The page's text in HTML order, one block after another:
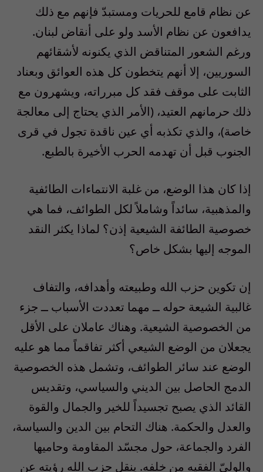
عن نظام قامع للحريات ومستبدّ فإنهم مع ذلك
يدافعون عن نظام الأسد ولو على أنقاض لبنان.
ورغم الشعور المتناقض الذي يكنونه لأشقائهم
السوريين، إلا أنهم يتخطون كل هذه العوائق وبعناد
الثابت على موقف فقد كل مبرراته، ويشهرون مع
ذلك حرمانهم العتيد، (الأمر الذي يحتاج إلى معالجة
خاصة)، والذي تكذبه أي عين ناقدة تجول في قرى
الجنوب قبل أن تهدمه الحرب الأخيرة بالطبع.
إذا كان هذا الوضع، من غلبة الانتماءات الطائفية
والمذهبية، سائداً وشاملاً لكل الطوائف، فما هي
خصوصية الطائفة الشيعية إذن؟ لماذا يكثر النقد
الموجه إليها بشكل خاص؟
إن تكوين حزب الله وطبيعته وأهدافه، والتفاف
غالبية الشيعة حوله ــ مهما تعددت الأسباب ــ جزء
من الخصوصية الشيعية. وهناك عاملان على الأقل
يجعلان من الوضع الشيعي أكثر تفاقماً مما هو عليه
الوضع عند سائر الطوائف، وتشمل هذه الخصوصية
الدمج الحاصل بين الديني والسياسي، وتقديس
القائد الذي يصبح تجسيداً للخير والجمال والقوة
والعدل والحكمة. هناك التحام بين الدين والسياسة،
الفرد والجماعة، حول مجسّد المقاومة وحاميها
والوليّ الفقيه من خلفه. ينقل حزب الله رؤيته عن